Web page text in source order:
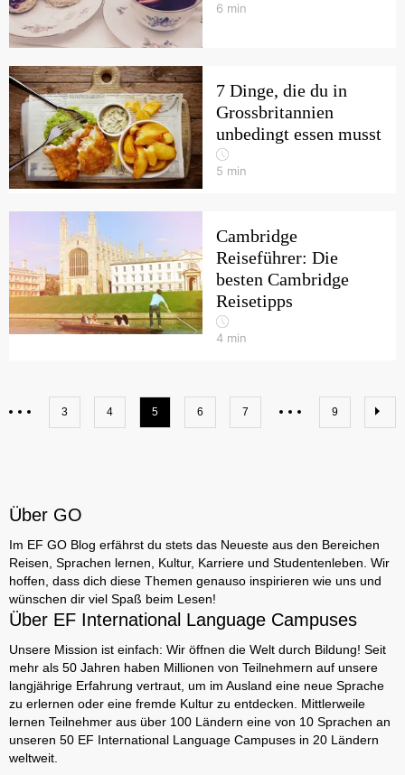
6 min
7 Dinge, die du in
Grossbritannien
unbedingt essen musst
5 min
Cambridge
Reiseführer: Die
besten Cambridge
Reisetipps
4 min
3 4 5 6 7 9
Über GO
Im EF GO Blog erfährst du stets das Neueste aus den Bereichen
Reisen, Sprachen lernen, Kultur, Karriere und Studentenleben. Wir
hoffen, dass dich diese Themen genauso inspirieren wie uns und
wünschen dir viel Spaß beim Lesen!
Über EF International Language Campuses
Unsere Mission ist einfach: Wir öffnen die Welt durch Bildung! Seit
mehr als 50 Jahren haben Millionen von Teilnehmern auf unsere
langjährige Erfahrung vertraut, um im Ausland eine neue Sprache
zu erlernen oder eine fremde Kultur zu entdecken. Mittlerweile
lernen Teilnehmer aus über 100 Ländern eine von 10 Sprachen an
unseren 50 EF International Language Campuses in 20 Ländern
weltweit.